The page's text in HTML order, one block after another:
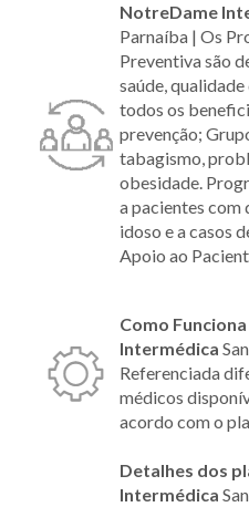
NotreDame
Parnaíba | Os
Preventiva são
saúde,
todos os
prevenção;
tabagismo,
obesidade.
a pacientes com
idoso e a casos
Apoio ao
Como
Intermédica
Referenciada
médicos
acordo com o
Detalhes dos
Intermédica